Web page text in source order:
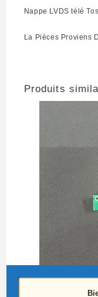
Nappe LVDS télé
La Pièces Proviens
Produits